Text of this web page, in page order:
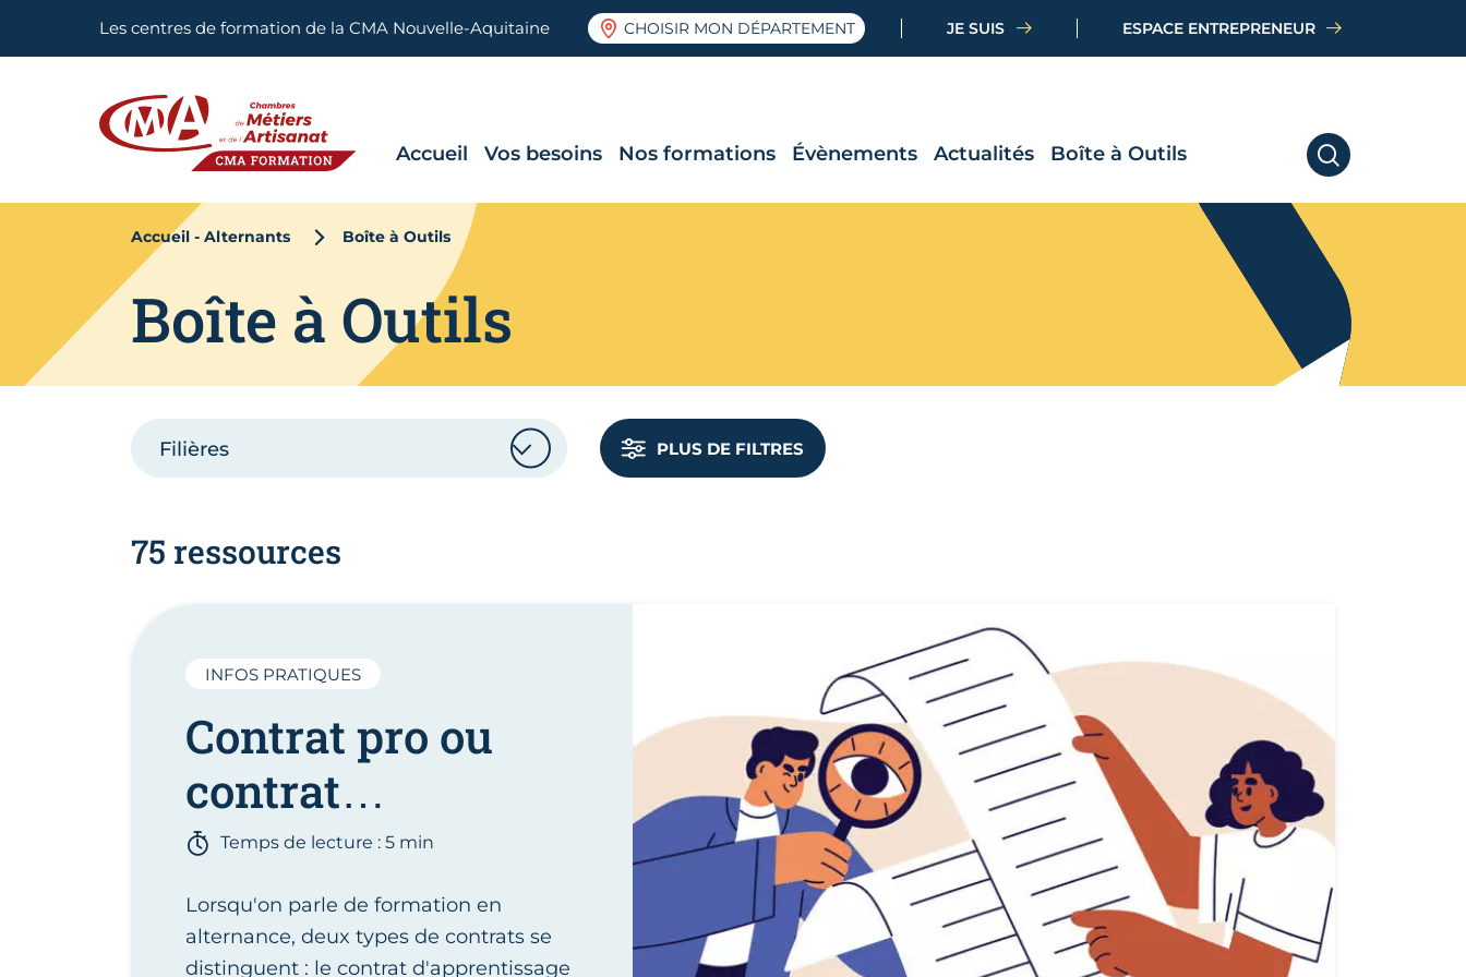
Les centres de formation de la CMA Nouvelle-Aquitaine CHOISIR MON DÉPARTEMENT JE SUIS ESPACE ENTREPRENEUR
RECHERCHER
Accueil Vos besoins Nos formations Évènements Actualités Boîte à Outils
Accueil - Alternants Boîte à Outils
Boîte à Outils
Filières PLUS DE FILTRES
75 ressources
Contrat pro ou
contrat
d'apprentissage ?
INFOS PRATIQUES
Temps de lecture : 5 min
Lorsqu'on parle de formation en
alternance, deux types de contrats se
distinguent : le contrat d'apprentissage